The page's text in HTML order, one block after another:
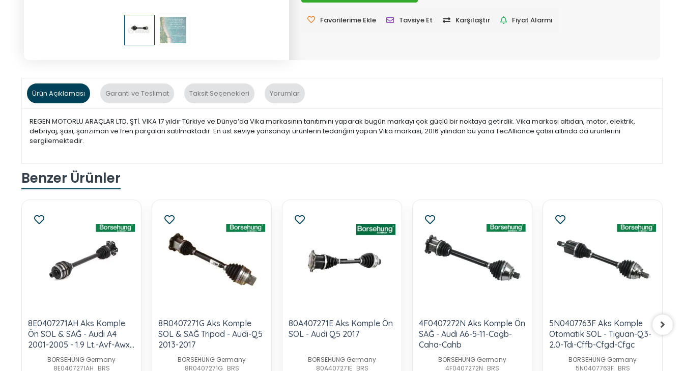
Favorilerime Ekle Tavsiye Et Karşılaştır Fiyat Alarmı
Ürün Açıklaması Garanti ve Teslimat Taksit Seçenekleri Yorumlar
REGEN MOTORLU ARAÇLAR LTD. ŞTİ. VIKA 17 yıldır Türkiye ve Dünya’da Vika markasının tanıtımını yaparak bugün markayı çok güçlü bir noktaya getirdik. Vika markası altıdan, motor, elektrik,
debriyaj, şasi, şanzıman ve fren parçaları satılmaktadır. En üst seviye yansanayi ürünlerin tedariğini yapan Vika markası, 2016 yılından bu yana TecAlliance çatısı altında da ürünlerini
sergilemektedir.
Benzer Ürünler
8E0407271AH Aks Komple
Ön SOL & SAĞ - Audi A4
2001-2005 - 1.9 Lt.-Avf-Awx-
Asn-AltBORSEHUNG Germany
8E0407271AH_BRS
8R0407271G Aks Komple
SOL & SAĞ Tripod - Audı-Q5
2013-2017
BORSEHUNG Germany
8R0407271G_BRS
80A407271E Aks Komple Ön
SOL - Audi Q5 2017
BORSEHUNG Germany
80A407271E_BRS
4F0407272N Aks Komple Ön
SAĞ - Audi A6-5-11-Cagb-
Caha-Cahb
BORSEHUNG Germany
4F0407272N_BRS
5N0407763F Aks Komple
Otomatik SOL - Tiguan-Q3-
2.0-Tdı-Cffb-Cfgd-Cfgc
BORSEHUNG Germany
5N0407763F_BRS